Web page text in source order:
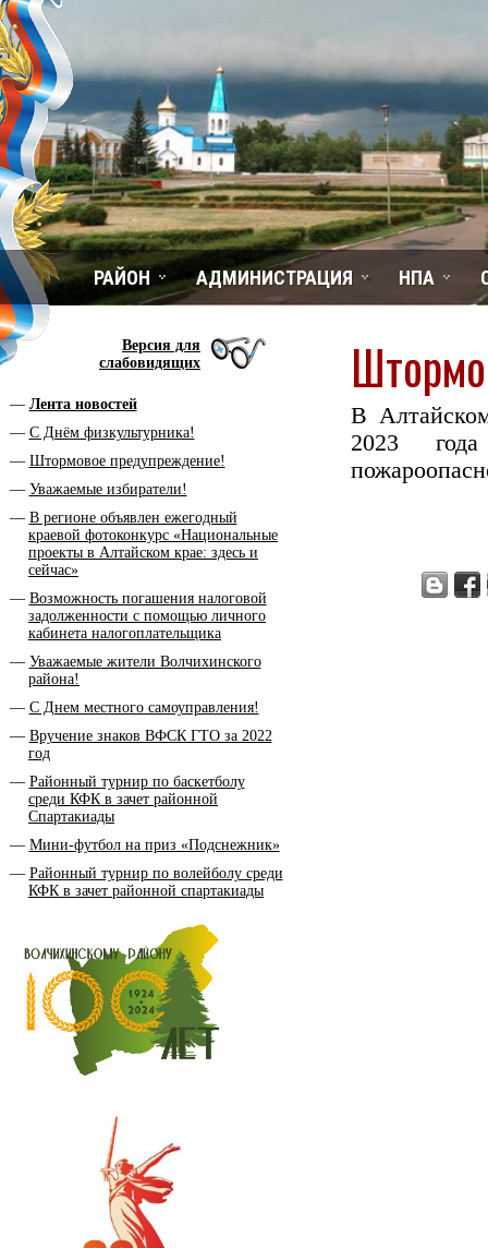
РАЙОН АДМИНИСТРАЦИЯ НПА
Версия для
слабовидящих
Лента новостей
С Днём физкультурника!
Штормовое предупреждение!
Уважаемые избиратели!
В регионе объявлен ежегодный
краевой фотоконкурс «Национальные
проекты в Алтайском крае: здесь и
сейчас»
Возможность погашения налоговой
задолженности с помощью личного
кабинета налогоплательщика
Уважаемые жители Волчихинского
района!
С Днем местного самоуправления!
Вручение знаков ВФСК ГТО за 2022
год
Районный турнир по баскетболу
среди КФК в зачет районной
Спартакиады
Мини-футбол на приз «Подснежник»
Районный турнир по волейболу среди
КФК в зачет районной спартакиады
В
2023